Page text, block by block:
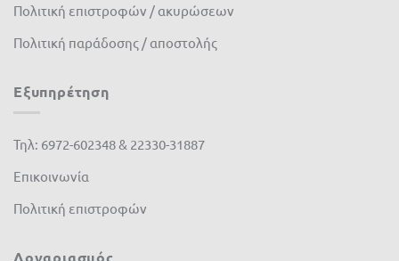
Πολιτική επιστροφών / ακυρώσεων
Πολιτική παράδοσης / αποστολής
Εξυπηρέτηση
Τηλ: 6972-602348 & 22330-31887
Επικοινωνία
Πολιτική επιστροφών
Λογαριασμός